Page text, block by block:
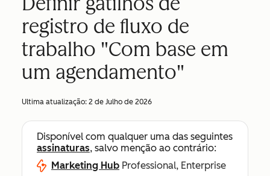
registro de fluxo de
trabalho "Com base em
um agendamento"
Ultima atualização: 2 de Julho de 2026
Disponível com qualquer uma das seguintes
assinaturas, salvo menção ao contrário:
Marketing Hub Professional, Enterprise